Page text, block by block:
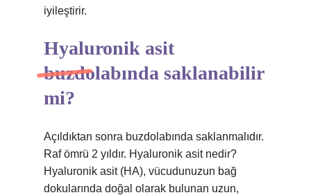
iyileştirir.
Hyaluronik asit
buzdolabında saklanabilir
mi?
Açıldıktan sonra buzdolabında saklanmalıdır.
Raf ömrü 2 yıldır. Hyaluronik asit nedir?
Hyaluronik asit (HA), vücudunuzun bağ
dokularında doğal olarak bulunan uzun,